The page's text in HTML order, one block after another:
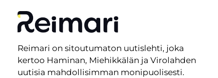
Reimari on sitoutumaton uutislehti, joka
kertoo Haminan, Miehikkälän ja Virolahden
uutisia mahdollisimman monipuolisesti.